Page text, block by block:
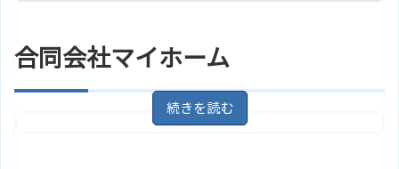
合同会社マイホーム